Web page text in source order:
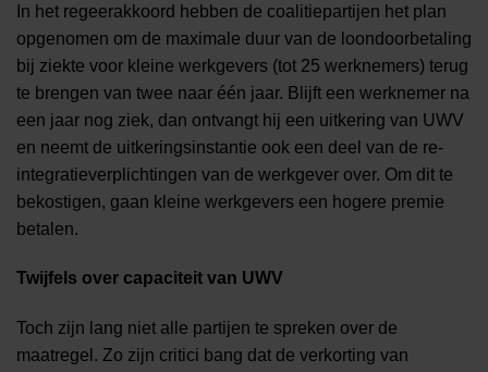
In het regeerakkoord hebben de coalitiepartijen het plan
opgenomen om de maximale duur van de loondoorbetaling
bij ziekte voor kleine werkgevers (tot 25 werknemers) terug
te brengen van twee naar één jaar. Blijft een werknemer na
een jaar nog ziek, dan ontvangt hij een uitkering van UWV
en neemt de uitkeringsinstantie ook een deel van de re-
integratieverplichtingen van de werkgever over. Om dit te
bekostigen, gaan kleine werkgevers een hogere premie
betalen.
Twijfels over capaciteit van UWV
Toch zijn lang niet alle partijen te spreken over de
maatregel. Zo zijn critici bang dat de verkorting van